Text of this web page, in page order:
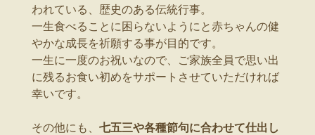
われている、歴史のある伝統行事。
一生食べることに困らないようにと赤ちゃんの健
やかな成長を祈願する事が目的です。
一生に一度のお祝いなので、ご家族全員で思い出
に残るお食い初めをサポートさせていただければ
幸いです。
その他にも、 七五三や各種節句に合わせて仕出し